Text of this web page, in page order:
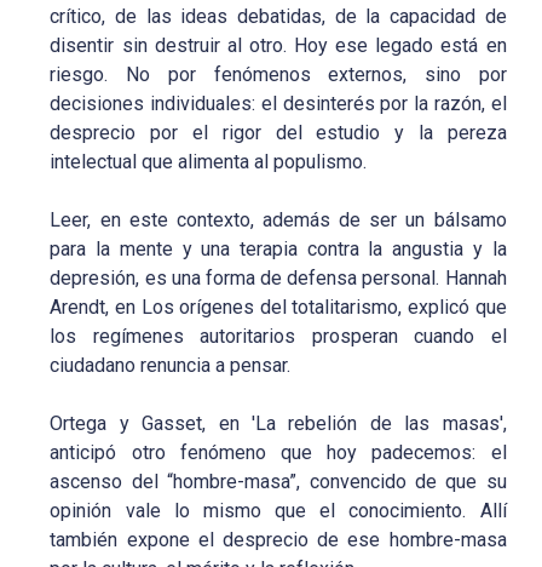
crítico, de las ideas debatidas, de la capacidad de
disentir sin destruir al otro. Hoy ese legado está en
riesgo. No por fenómenos externos, sino por
decisiones individuales: el desinterés por la razón, el
desprecio por el rigor del estudio y la pereza
intelectual que alimenta al populismo.
Leer, en este contexto, además de ser un bálsamo
para la mente y una terapia contra la angustia y la
depresión, es una forma de defensa personal. Hannah
Arendt, en Los orígenes del totalitarismo, explicó que
los regímenes autoritarios prosperan cuando el
ciudadano renuncia a pensar.
Ortega y Gasset, en 'La rebelión de las masas',
anticipó otro fenómeno que hoy padecemos: el
ascenso del “hombre-masa”, convencido de que su
opinión vale lo mismo que el conocimiento. Allí
también expone el desprecio de ese hombre-masa